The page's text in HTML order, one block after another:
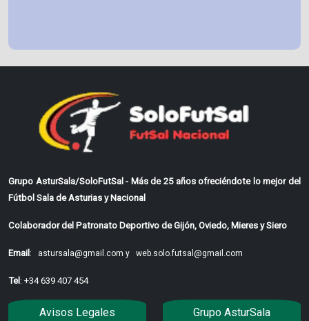
Grupo AsturSala/SoloFutSal - Más de 25 años ofreciéndote lo mejor del
Fútbol Sala de Asturias y Nacional
Colaborador del Patronato Deportivo de Gijón, Oviedo, Mieres y Siero
Email: astursala@gmail.com y web.solo.futsal@gmail.com
Tel: +34 639 407 454
Avisos Legales Grupo AsturSala